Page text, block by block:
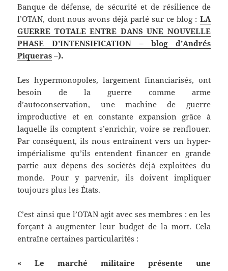
Banque de défense, de sécurité et de résilience de
l’OTAN, dont nous avons déjà parlé sur ce blog : LA
GUERRE TOTALE ENTRE DANS UNE NOUVELLE
PHASE D’INTENSIFICATION – blog d’Andrés
Piqueras –).
Les hypermonopoles, largement financiarisés, ont
besoin de la guerre comme arme
d’autoconservation, une machine de guerre
improductive et en constante expansion grâce à
laquelle ils comptent s’enrichir, voire se renflouer.
Par conséquent, ils nous entraînent vers un hyper-
impérialisme qu’ils entendent financer en grande
partie aux dépens des sociétés déjà exploitées du
monde. Pour y parvenir, ils doivent impliquer
toujours plus les États.
C’est ainsi que l’OTAN agit avec ses membres : en les
forçant à augmenter leur budget de la mort. Cela
entraîne certaines particularités :
« Le marché militaire présente une